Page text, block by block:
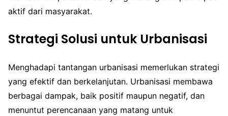
aktif dari masyarakat.
Strategi Solusi untuk Urbanisasi
Menghadapi tantangan urbanisasi memerlukan strategi
yang efektif dan berkelanjutan. Urbanisasi membawa
berbagai dampak, baik positif maupun negatif, dan
menuntut perencanaan yang matang untuk